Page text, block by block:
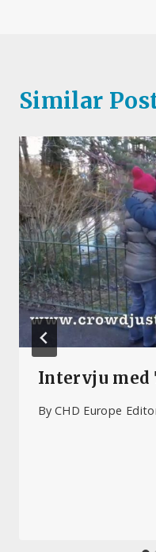
Similar
Intervju med
By CHD Europe